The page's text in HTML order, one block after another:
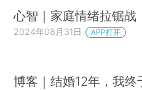
心智｜家庭情绪拉锯战
2024年08月31日 APP打开
博客｜结婚12年，我终